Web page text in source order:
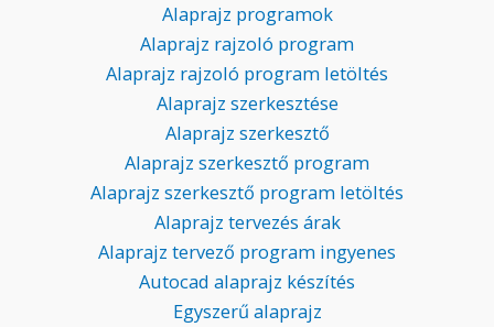
Alaprajz programok
Alaprajz rajzoló program
Alaprajz rajzoló program letöltés
Alaprajz szerkesztése
Alaprajz szerkesztő
Alaprajz szerkesztő program
Alaprajz szerkesztő program letöltés
Alaprajz tervezés árak
Alaprajz tervező program ingyenes
Autocad alaprajz készítés
Egyszerű alaprajz